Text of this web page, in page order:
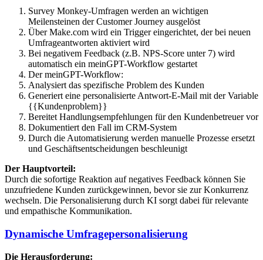
Survey Monkey-Umfragen werden an wichtigen
Meilensteinen der Customer Journey ausgelöst
Über Make.com wird ein Trigger eingerichtet, der bei neuen
Umfrageantworten aktiviert wird
Bei negativem Feedback (z.B. NPS-Score unter 7) wird
automatisch ein meinGPT-Workflow gestartet
Der meinGPT-Workflow:
Analysiert das spezifische Problem des Kunden
Generiert eine personalisierte Antwort-E-Mail mit der Variable
{{Kundenproblem}}
Bereitet Handlungsempfehlungen für den Kundenbetreuer vor
Dokumentiert den Fall im CRM-System
Durch die Automatisierung werden manuelle Prozesse ersetzt
und Geschäftsentscheidungen beschleunigt
Der Hauptvorteil:
Durch die sofortige Reaktion auf negatives Feedback können Sie
unzufriedene Kunden zurückgewinnen, bevor sie zur Konkurrenz
wechseln. Die Personalisierung durch KI sorgt dabei für relevante
und empathische Kommunikation.
Dynamische Umfragepersonalisierung
Die Herausforderung: